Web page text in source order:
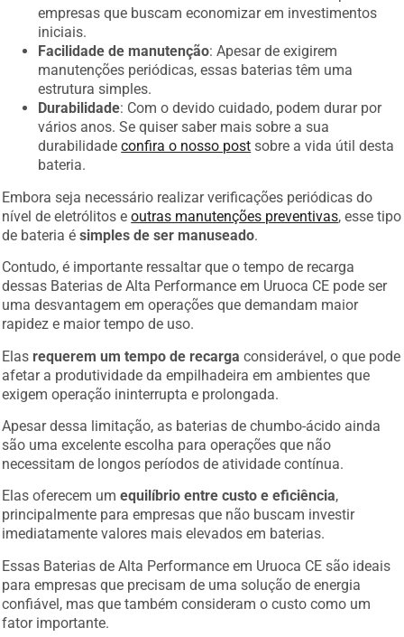
empresas que buscam economizar em investimentos
iniciais.
Facilidade de manutenção: Apesar de exigirem
manutenções periódicas, essas baterias têm uma
estrutura simples.
Durabilidade: Com o devido cuidado, podem durar por
vários anos. Se quiser saber mais sobre a sua
durabilidadeconfira o nosso post sobre a vida útil desta
bateria.
Embora seja necessário realizar verificações periódicas do
nível de eletrólitos eoutras manutenções preventivas, esse tipo
de bateria ésimples de ser manuseado.
Contudo, é importante ressaltar que o tempo de recarga
dessas Baterias de Alta Performance em Uruoca CE pode ser
uma desvantagem em operações que demandam maior
rapidez e maior tempo de uso.
Elas requerem um tempo de recarga considerável, o que pode
afetar a produtividade da empilhadeira em ambientes que
exigem operação ininterrupta e prolongada.
Apesar dessa limitação, as baterias de chumbo-ácido ainda
são uma excelente escolha para operações que não
necessitam de longos períodos de atividade contínua.
Elas oferecem umequilíbrio entre custo e eficiência,
principalmente para empresas que não buscam investir
imediatamente valores mais elevados em baterias.
Essas Baterias de Alta Performance em Uruoca CE são ideais
para empresas que precisam de uma solução de energia
confiável, mas que também consideram o custo como um
fator importante.